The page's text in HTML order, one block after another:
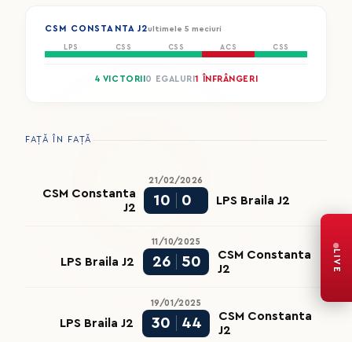
CSM CONSTANTA J2ultimele 5 meciuri
LPS CSS CSS ACS CSS
4 VICTORII 0 EGALURI1 ÎNFRÂNGERI
FAȚĂ ÎN FAȚĂ
21/02/2026
CSM Constanta
J2
10 0 LPS Braila J2
11/10/2025
LPS Braila J2 26 50
CSM Constanta
J2
19/01/2025
LPS Braila J2 30 44
CSM Constanta
J2
LIVE